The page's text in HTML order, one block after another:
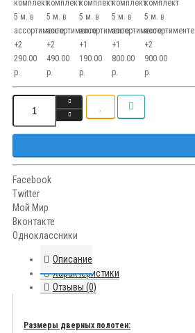
Facebook
Twitter
Мой Мир
Вконтакте
Одноклассники
Описание
Характеристики
Отзывы (0)
Размеры дверных полотен: